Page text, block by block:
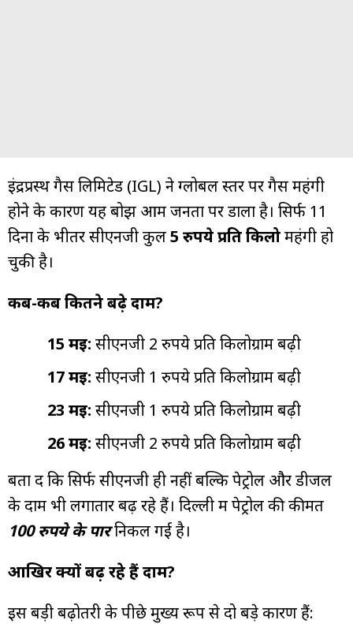
इंद्रप्रस्थ गैस लिमिटेड (IGL) ने ग्लोबल स्तर पर गैस महंगी
होने के कारण यह बोझ आम जनता पर डाला है। सिर्फ 11
दिनों के भीतर सीएनजी कुल5 रुपये प्रति किलोमहंगी हो
चुकी है।
कब-कब कितने बढ़े दाम?
15 मई: सीएनजी 2 रुपये प्रति किलोग्राम बढ़ी
17 मई: सीएनजी 1 रुपये प्रति किलोग्राम बढ़ी
23 मई: सीएनजी 1 रुपये प्रति किलोग्राम बढ़ी
26 मई: सीएनजी 2 रुपये प्रति किलोग्राम बढ़ी
बता दें कि सिर्फ सीएनजी ही नहीं बल्कि पेट्रोल और डीजल
के दाम भी लगातार बढ़ रहे हैं। दिल्ली में पेट्रोल की कीमत
100 रुपये के पारनिकल गई है।
आखिर क्यों बढ़ रहे हैं दाम?
इस बड़ी बढ़ोतरी के पीछे मुख्य रूप से दो बड़े कारण हैं: